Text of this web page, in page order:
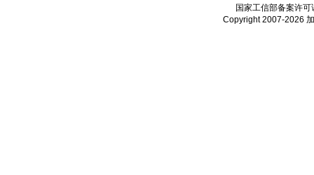
国家工信部备案许可
Copyright 2007-2026